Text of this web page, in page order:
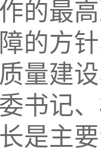
的最
的方
量建
书记
是主